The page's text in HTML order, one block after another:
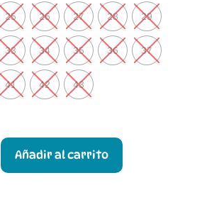
25 26 27 28 29
33 34 35 36 37
41 42 43
Sandalias
Menorquinas
Añadir al carrito